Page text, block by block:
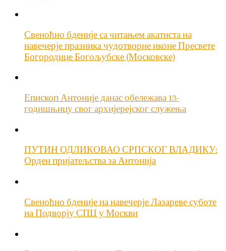
Свеноћно бденије са читањем акатиста на
навечерје празника чудотворне иконе Пресвете
Богородице Богољубске (Московске)
Епископ Антоније данас обележава 13-
годишњицу свог архијерејског служења
ПУТИН ОДЛИКОВАО СРПСКОГ ВЛАДИКУ:
Орден пријатељства за Антонија
Свеноћно бденије на навечерје Лазареве суботе
на Подворју СПЦ у Москви